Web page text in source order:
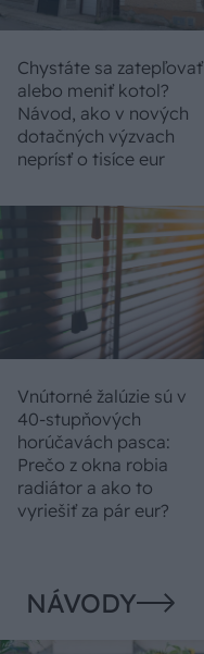
Chystáte sa zatepľovať
alebo meniť kotol?
Návod, ako v nových
dotačných výzvach
neprísť o tisíce eur
Vnútorné žalúzie sú v
40-stupňových
horúčavách pasca:
Prečo z okna robia
radiátor a ako to
vyriešiť za pár eur?
NÁVODY